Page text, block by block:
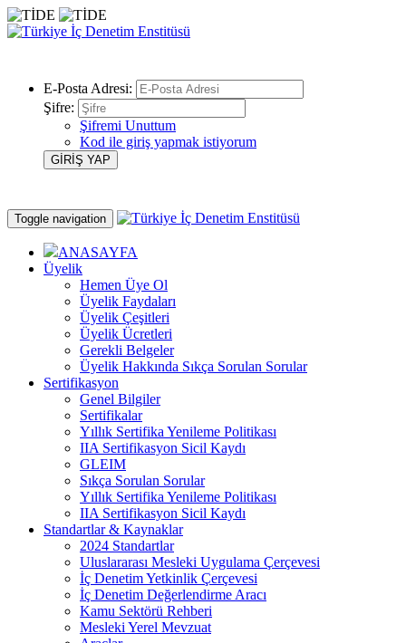
E-Posta Adresi:
Şifre:
Şifremi Unuttum
Kod ile giriş yapmak istiyorum
Toggle navigation
ANASAYFA
Üyelik
Hemen Üye Ol
Üyelik Faydaları
Üyelik Çeşitleri
Üyelik Ücretleri
Gerekli Belgeler
Üyelik Hakkında Sıkça Sorulan Sorular
Sertifikasyon
Genel Bilgiler
Sertifikalar
Yıllık Sertifika Yenileme Politikası
IIA Sertifikasyon Sicil Kaydı
GLEIM
Sıkça Sorulan Sorular
Yıllık Sertifika Yenileme Politikası
IIA Sertifikasyon Sicil Kaydı
Standartlar & Kaynaklar
2024 Standartlar
Uluslararası Mesleki Uygulama Çerçevesi
İç Denetim Yetkinlik Çerçevesi
İç Denetim Değerlendirme Aracı
Kamu Sektörü Rehberi
Mesleki Yerel Mevzuat